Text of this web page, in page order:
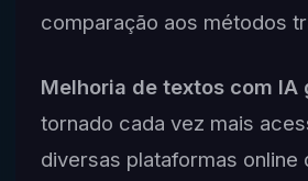
comparação aos métodos
Melhoria de textos com IA
tornado cada vez mais
diversas plataformas online